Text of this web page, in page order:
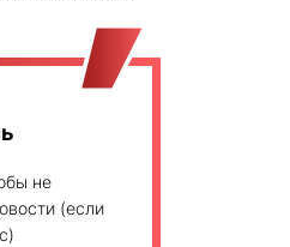
не
(если